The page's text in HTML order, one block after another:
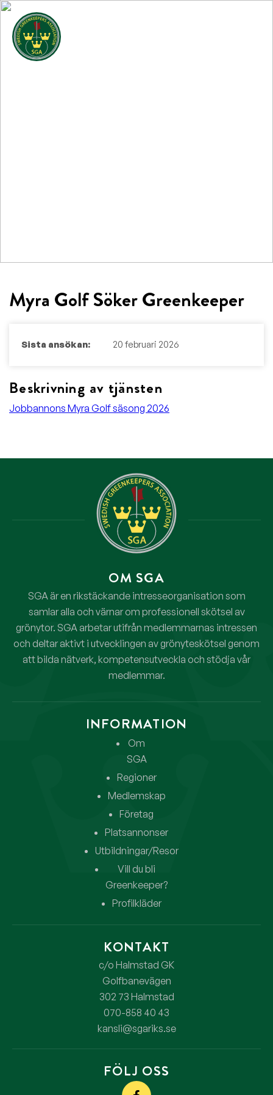
Myra Golf Söker Greenkeeper
Sista ansökan: 20 februari 2026
Beskrivning av tjänsten
Jobbannons Myra Golf säsong 2026
OM SGA
SGA är en rikstäckande intresseorganisation som
samlar alla och värnar om professionell skötsel av
grönytor. SGA arbetar utifrån medlemmarnas intressen
och deltar aktivt i utvecklingen av grönyteskötsel genom
att bilda nätverk, kompetensutveckla och stödja vår
medlemmar.
INFORMATION
Om
SGA
Regioner
Medlemskap
Företag
Platsannonser
Utbildningar/Resor
Vill du bli
Greenkeeper?
Profilkläder
KONTAKT
c/o Halmstad GK
Golfbanevägen
302 73 Halmstad
070-858 40 43
kansli@sgariks.se
FÖLJ OSS